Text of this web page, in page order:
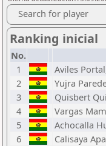
Search for player
Ranking inicial
No.
1
Aviles
2
Yujra
3
Quisbert
4
Vargas
5
Achocalla
6
Calisaya